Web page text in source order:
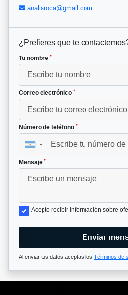
analiaroca@gmail.com
¿Prefieres que te
Tu nombre *
Correo electrónico *
Número de teléfono *
▼
Mensaje *
Acepto recibir información sobre
Enviar
Al enviar tus datos aceptas los Términos de